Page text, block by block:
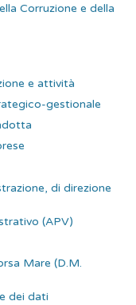
Corruzione e della
e attività
gestionale
di direzione
(APV)
Mare (D.M.
dei dati